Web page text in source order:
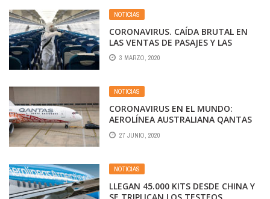
NOTICIAS
CORONAVIRUS. CAÍDA BRUTAL EN
LAS VENTAS DE PASAJES Y LAS
RESERVAS
3 MARZO, 2020
NOTICIAS
CORONAVIRUS EN EL MUNDO:
AEROLÍNEA AUSTRALIANA QANTAS
ANUNCIA 6.000 DESPIDOS
27 JUNIO, 2020
NOTICIAS
LLEGAN 45.000 KITS DESDE CHINA Y